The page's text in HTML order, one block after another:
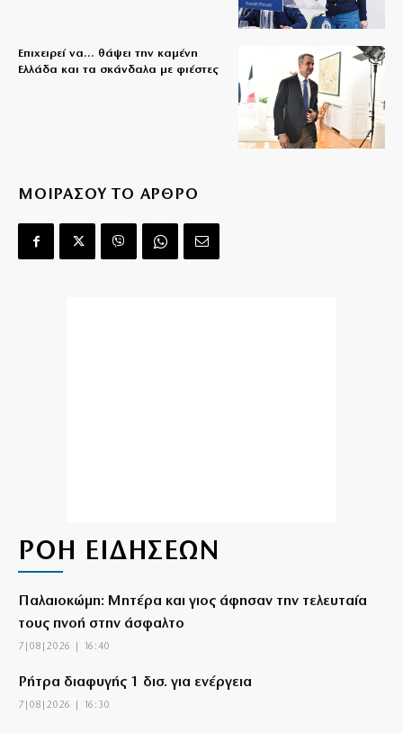
Επιχειρεί να… θάψει την καμένη
Ελλάδα και τα σκάνδαλα με φιέστες
ΜΟΙΡΑΣΟΥ ΤΟ ΑΡΘΡΟ
ΡΟΗ ΕΙΔΗΣΕΩΝ
Παλαιοκώμη: Μητέρα και γιος άφησαν την τελευταία
τους πνοή στην άσφαλτο
7|08|2026 | 16:40
Ρήτρα διαφυγής 1 δισ. για ενέργεια
7|08|2026 | 16:30